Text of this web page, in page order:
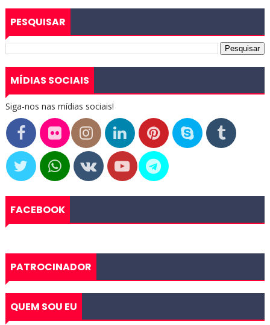
PESQUISAR
MÍDIAS SOCIAIS
Siga-nos nas mídias sociais!
FACEBOOK
PATROCINADOR
QUEM SOU EU